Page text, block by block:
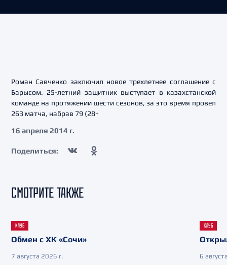
Роман Савченко заключил новое трехлетнее соглашение с
Барысом. 25-летний защитник выступает в казахстанской
команде на протяжении шести сезонов, за это время провел
263 матча, набрав 79 (28+
16 апреля 2014 г.
Поделиться:
СМОТРИТЕ ТАКЖЕ
КЛУБ
Обмен с ХК «Сочи»
7 августа 2026 г.
КЛУБ
6